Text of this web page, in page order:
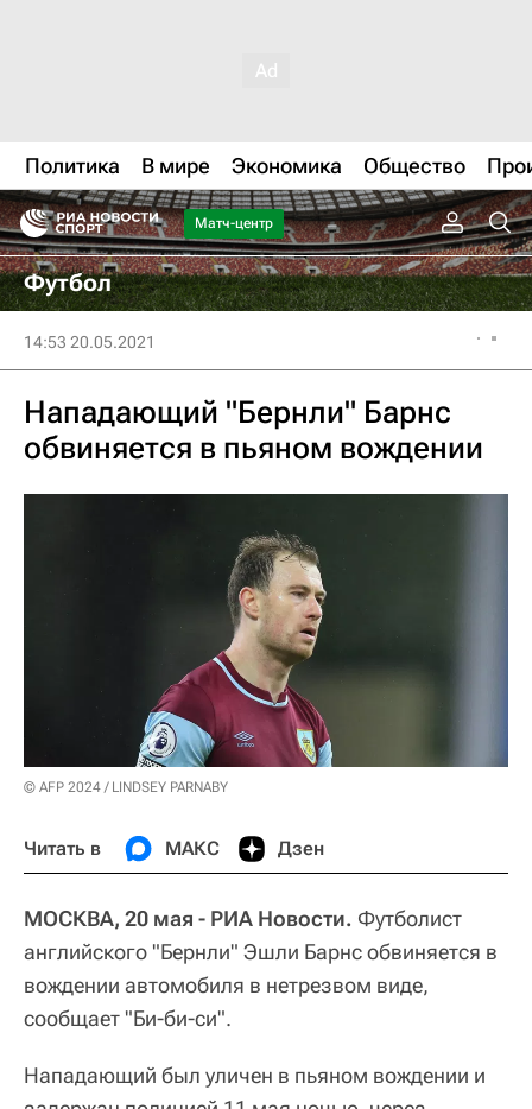
Политика В мире Экономика Общество
Матч-центр
Футбол
14:53 20.05.2021
Нападающий "Бернли" Барнс
обвиняется в пьяном вождении
© AFP 2024 / LINDSEY PARNABY
Читать в МАКС Дзен
МОСКВА, 20 мая - РИА Новости. Футболист
английского "Бернли" Эшли Барнс обвиняется в
вождении автомобиля в нетрезвом виде,
сообщает "Би-би-си".
Нападающий был уличен в пьяном вождении и